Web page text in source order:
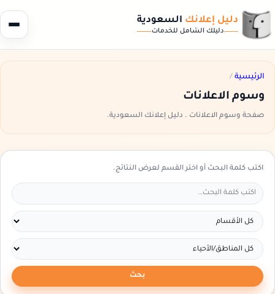
دليل إعلانك السعودية
دليلك الشامل للخدمات
الرئيسية /
وسوم الاعلانات
صفحة وسوم الاعلانات . دليل إعلانك السعودية.
اكتب كلمة البحث أو اختر القسم لعرض النتائج.
بحث